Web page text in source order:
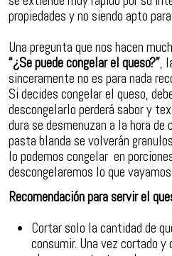
propiedades y no siendo apto
Una pregunta que nos hacen
“¿Se puede congelar el queso?”,
sinceramente no es para nada
Si decides congelar el queso,
descongelarlo perderá sabor y
dura se desmenuzan a la hora
pasta blanda se volverán
lo podemos congelar en
descongelaremos lo que
Recomendación para servir el
Cortar solo la cantidad de
consumir. Una vez cortado